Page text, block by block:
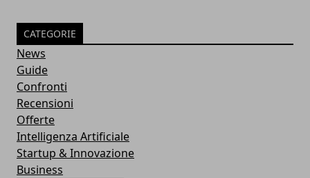
CATEGORIE
News
Guide
Confronti
Recensioni
Offerte
Intelligenza Artificiale
Startup & Innovazione
Business